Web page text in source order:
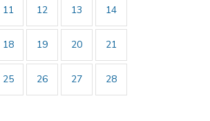
11 12 13 14
18 19 20 21
25 26 27 28